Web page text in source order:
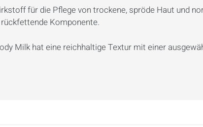
für die Pflege von trockene, spröde Haut und
Komponente.
Milk hat eine reichhaltige Textur mit einer